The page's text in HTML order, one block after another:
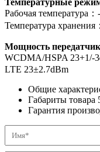
Рабочая температура
Температура
Мощность
WCDMA/HSPA 23+1/-
LTE 23±2.7dBm
Общие
Габариты товара
Гарантия